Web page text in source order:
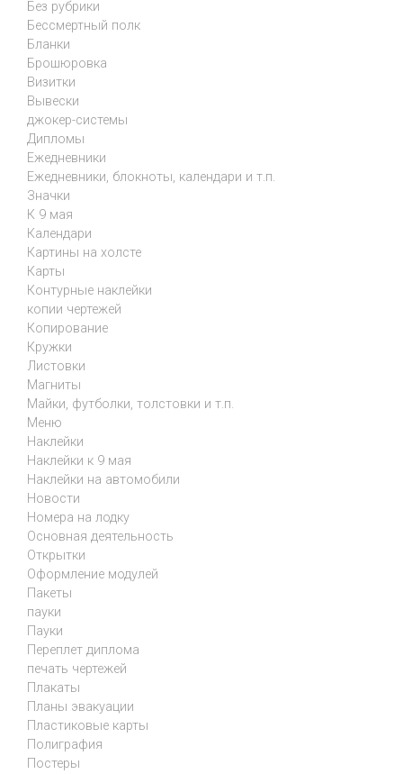
Без рубрики
Бессмертный полк
Бланки
Брошюровка
Визитки
Вывески
джокер-системы
Дипломы
Ежедневники
Ежедневники, блокноты, календари и т.п.
Значки
К 9 мая
Календари
Картины на холсте
Карты
Контурные наклейки
копии чертежей
Копирование
Кружки
Листовки
Магниты
Майки, футболки, толстовки и т.п.
Меню
Наклейки
Наклейки к 9 мая
Наклейки на автомобили
Новости
Номера на лодку
Основная деятельность
Открытки
Оформление модулей
Пакеты
пауки
Пауки
Переплет диплома
печать чертежей
Плакаты
Планы эвакуации
Пластиковые карты
Полиграфия
Постеры